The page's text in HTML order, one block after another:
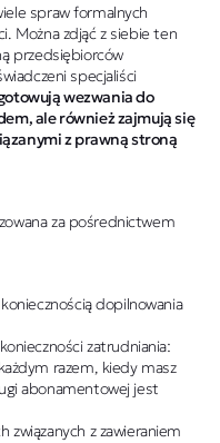
spraw formalnych
Można zdjąć z siebie ten
przedsiębiorców
specjaliści
wezwania do
ale również zajmują się
z prawną stroną
za pośrednictwem
dopilnowania
zatrudniania:
razem, kiedy masz
abonamentowej jest
związanych z zawieraniem